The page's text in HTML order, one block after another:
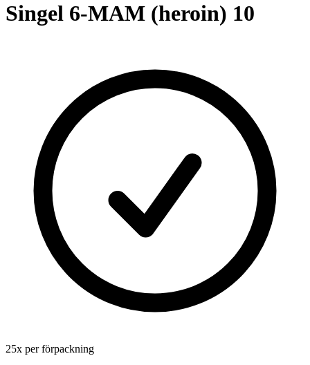
Singel 6-MAM (heroin) 10
25x per förpackning